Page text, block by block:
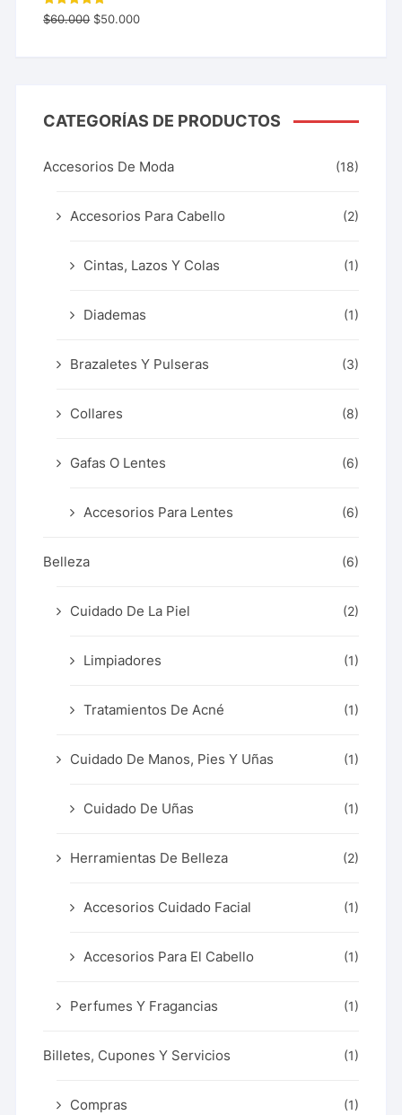
Valorado
con 5.00
$60.000 $50.000
CATEGORÍAS DE PRODUCTOS
Accesorios De Moda (18)
Accesorios Para Cabello (2)
Cintas, Lazos Y Colas (1)
Diademas (1)
Brazaletes Y Pulseras (3)
Collares (8)
Gafas O Lentes (6)
Accesorios Para Lentes (6)
Belleza (6)
Cuidado De La Piel (2)
Limpiadores (1)
Tratamientos De Acné (1)
Cuidado De Manos, Pies Y Uñas (1)
Cuidado De Uñas (1)
Herramientas De Belleza (2)
Accesorios Cuidado Facial (1)
Accesorios Para El Cabello (1)
Perfumes Y Fragancias (1)
Billetes, Cupones Y Servicios (1)
Compras (1)